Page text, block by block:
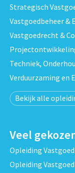
Strategisch
Vastgoedbeheer
Vastgoedrecht &
Techniek,
Verduurzaming en
Bekijk alle
Veel
Opleiding
Opleiding